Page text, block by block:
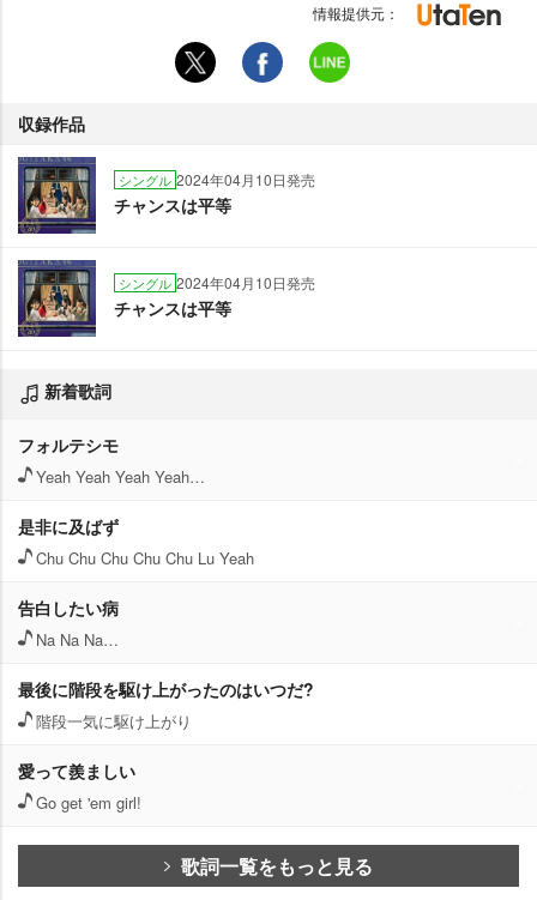
情報提供元：
収録作品
シングル 2024年04月10日発売
チャンスは平等
シングル 2024年04月10日発売
チャンスは平等
新着歌詞
フォルテシモ
Yeah Yeah Yeah Yeah…
是非に及ばず
Chu Chu Chu Chu Chu Lu Yeah
告白したい病
Na Na Na…
最後に階段を駆け上がったのはいつだ?
階段一気に駆け上がり
愛って羨ましい
Go get 'em girl!
歌詞一覧をもっと見る